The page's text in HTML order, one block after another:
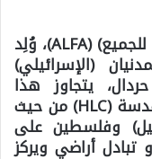
المعروف باسم (أرض للجميع) (ALFA)، وُلِد
(الإسرائيلي)
يتجاوز هذا
المقترح رؤية كونفدرالية الأرض المقدسة (HLC) من حيث
وفلسطين على
أراضي ويركز